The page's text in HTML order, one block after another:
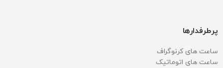
پرطرفدارها
ساعت های کرنوگراف
ساعت های اتوماتیک